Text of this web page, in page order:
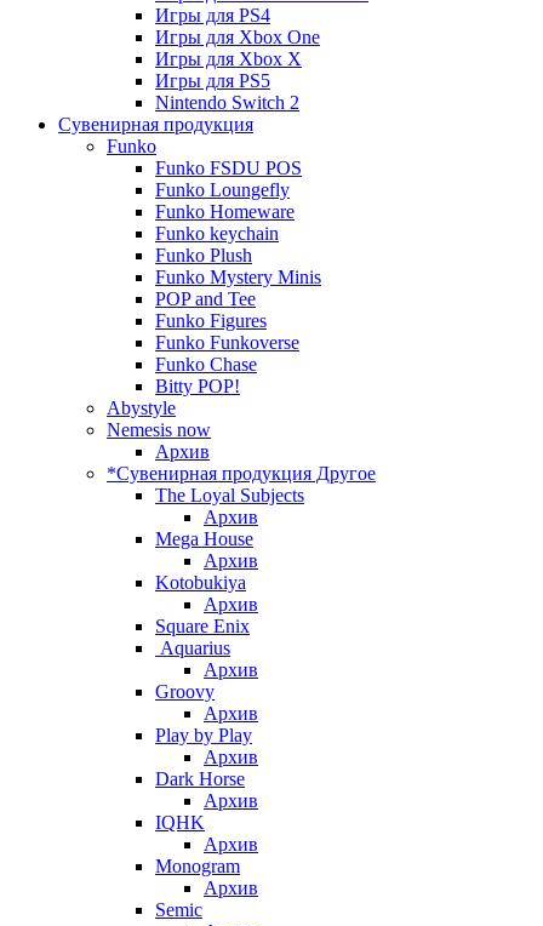
Игры для PS4
Игры для Xbox One
Игры для Xbox X
Игры для PS5
Nintendo Switch 2
Сувенирная продукция
Funko
Funko FSDU POS
Funko Loungefly
Funko Homeware
Funko keychain
Funko Plush
Funko Mystery Minis
POP and Tee
Funko Figures
Funko Funkoverse
Funko Chase
Bitty POP!
Abystyle
Nemesis now
Архив
*Сувенирная продукция Другое
The Loyal Subjects
Архив
Mega House
Архив
Kotobukiya
Архив
Square Enix
Aquarius
Архив
Groovy
Архив
Play by Play
Архив
Dark Horse
Архив
IQHK
Архив
Monogram
Архив
Semic